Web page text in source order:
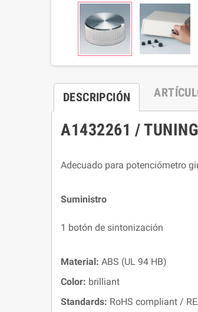
DESCRIPCIÓN
A1432261 /
Adecuado para potenciómetro
Suministro
1 botón de sintonización
Material: ABS (UL 94 HB)
Color: brilliant
Standards: RoHS compliant /